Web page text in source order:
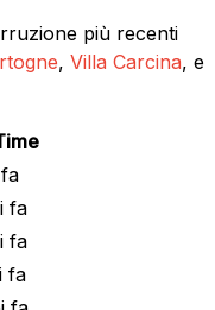
più recenti
, Villa Carcina, e
fa
fa
fa